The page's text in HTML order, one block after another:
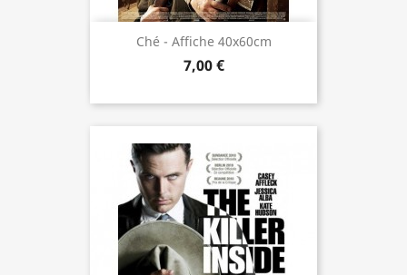
Ché - Affiche 40x60cm
7,00 €